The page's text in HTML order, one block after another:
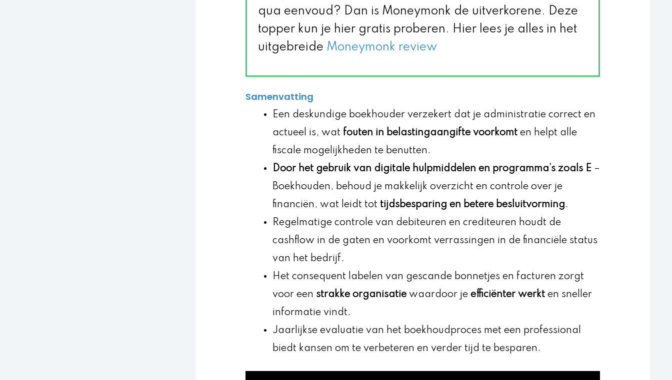
qua eenvoud? Dan is Moneymonk de uitverkorene. Deze
topper kun je hier gratis proberen. Hier lees je alles in het
uitgebreide Moneymonk review
Samenvatting
Een deskundige boekhouder verzekert dat je administratie correct en
actueel is, wat fouten in belastingaangifte voorkomt en helpt alle
fiscale mogelijkheden te benutten.
Door het gebruik van digitale hulpmiddelen en programma’s zoals E –
Boekhouden, behoud je makkelijk overzicht en controle over je
financiën, wat leidt tot tijdsbesparing en betere besluitvorming.
Regelmatige controle van debiteuren en crediteuren houdt de
cashflow in de gaten en voorkomt verrassingen in de financiële status
van het bedrijf.
Het consequent labelen van gescande bonnetjes en facturen zorgt
voor een strakke organisatie waardoor je efficiënter werkt en sneller
informatie vindt.
Jaarlijkse evaluatie van het boekhoudproces met een professional
biedt kansen om te verbeteren en verder tijd te besparen.